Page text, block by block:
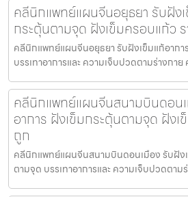
คลีนิกแพทย์แผนจีนอยุธยา รับฝัง
กระตุ้นตามจุด ฝังเข็มครอบแก้ว
คลีนิกแพทย์แผนจีนอยุธยา รับฝังเข็มแก้อากา
บรรเทาอาการและ ความเจ็บปวดตามร่างก
คลีนิกแพทย์แผนจีนสนามบินดอน
อาการ ฝังเข็มกระตุ้นตามจุด ฝังเ
ถูก
คลีนิกแพทย์แผนจีนสนามบินดอนเมือง รับฝัง
ตามจุด บรรเทาอาการและ ความเจ็บปวดตา